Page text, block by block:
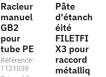
Racleur
manuel
GB2
pour
tube PE
Référence:
1121039
Pâte
d'étanch
éité
FILETFI
X3 pour
raccord
métalliq